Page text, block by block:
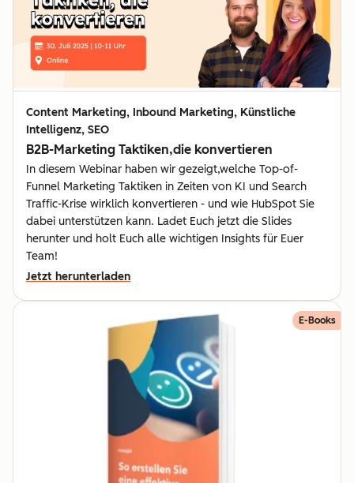
Content Marketing, Inbound Marketing, Künstliche
Intelligenz, SEO
B2B-Marketing Taktiken,die konvertieren
In diesem Webinar haben wir gezeigt,welche Top-of-
Funnel Marketing Taktiken in Zeiten von KI und Search
Traffic-Krise wirklich konvertieren - und wie HubSpot Sie
dabei unterstützen kann. Ladet Euch jetzt die Slides
herunter und holt Euch alle wichtigen Insights für Euer
Team!
Jetzt herunterladen
E-Books